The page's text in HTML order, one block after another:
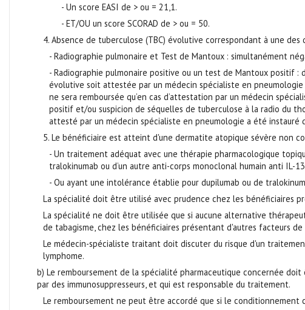
- Un score EASI de > ou = 21,1.
- ET/OU un score SCORAD de > ou = 50.
4. Absence de tuberculose (TBC) évolutive correspondant à une des
- Radiographie pulmonaire et Test de Mantoux : simultanément
- Radiographie pulmonaire positive ou un test de Mantoux positif
évolutive soit attestée par un médecin spécialiste en
ne sera remboursée qu’en cas d’attestation par un médecin
positif et/ou suspicion de séquelles de tuberculose à la radio du
attesté par un médecin spécialiste en pneumologie a été instauré
5. Le bénéficiaire est atteint d'une dermatite atopique sévère non
- Un traitement adéquat avec une thérapie pharmacologique
tralokinumab ou d’un autre anti-corps monoclonal humain anti IL-
- Ou ayant une intolérance établie pour dupilumab ou de
La spécialité doit être utilisé avec prudence chez les bénéficiaires
La spécialité ne doit être utilisée que si aucune alternative
de tabagisme, chez les bénéficiaires présentant d'autres facteurs
Le médecin-spécialiste traitant doit discuter du risque d'un
lymphome.
b) Le remboursement de la spécialité pharmaceutique concernée
par des immunosuppresseurs, et qui est responsable du traitement.
Le remboursement ne peut être accordé que si le